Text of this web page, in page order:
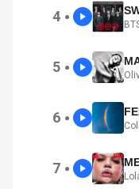
4 ●
5 ●
6 ●
7 ●